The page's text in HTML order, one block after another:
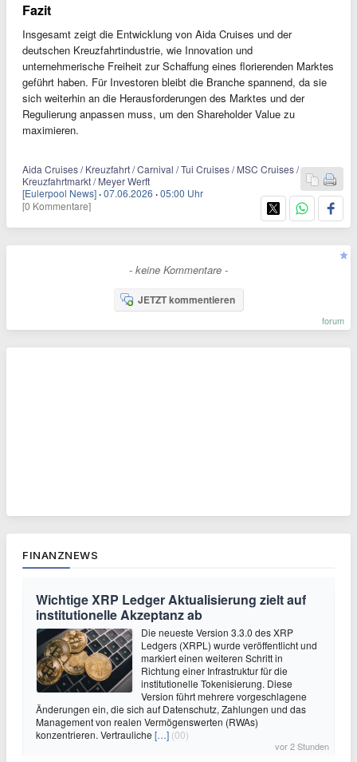
Fazit
Insgesamt zeigt die Entwicklung von Aida Cruises und der
deutschen Kreuzfahrtindustrie, wie Innovation und
unternehmerische Freiheit zur Schaffung eines florierenden Marktes
geführt haben. Für Investoren bleibt die Branche spannend, da sie
sich weiterhin an die Herausforderungen des Marktes und der
Regulierung anpassen muss, um den Shareholder Value zu
maximieren.
Aida Cruises / Kreuzfahrt / Carnival / Tui Cruises / MSC Cruises /
Kreuzfahrtmarkt / Meyer Werft
[Eulerpool News] ·07.06.2026 ·05:00 Uhr
[0 Kommentare]
- keine Kommentare -
JETZT kommentieren
forum
FINANZNEWS
Wichtige XRP Ledger Aktualisierung zielt auf
institutionelle Akzeptanz ab
Die neueste Version 3.3.0 des XRP
Ledgers (XRPL) wurde veröffentlicht und
markiert einen weiteren Schritt in
Richtung einer Infrastruktur für die
institutionelle Tokenisierung. Diese
Version führt mehrere vorgeschlagene
Änderungen ein, die sich auf Datenschutz, Zahlungen und das
Management von realen Vermögenswerten (RWAs)
konzentrieren. Vertrauliche […] (00)
vor 2 Stunden